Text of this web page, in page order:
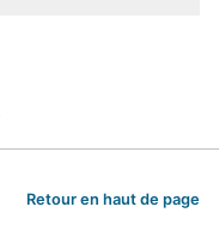
Retour en haut de page